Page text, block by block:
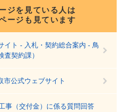
ジを見ている人は
ージも見ています
イト - 入札・契約総合案内 - 鳥
契約課）
市公式ウェブサイト
事（交付金）に係る質問回答